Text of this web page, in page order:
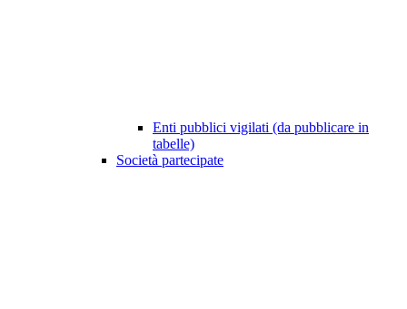
Enti pubblici vigilati (da pubblicare in
tabelle)
Società partecipate